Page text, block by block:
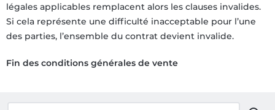
légales applicables remplacent alors les clauses invalides.
Si cela représente une difficulté inacceptable pour l’une
des parties, l’ensemble du contrat devient invalide.
Fin des conditions générales de vente